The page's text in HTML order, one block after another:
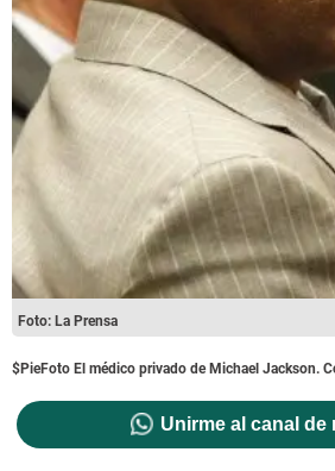
Foto: La Prensa
$PieFoto El médico privado de Michael Jackson.
Unirme al canal de